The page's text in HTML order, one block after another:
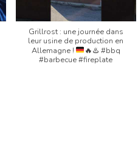
Grillrost : une journée dans
leur usine de production en
Allemagne !
🔥♨️ #bbq
#barbecue #fireplate